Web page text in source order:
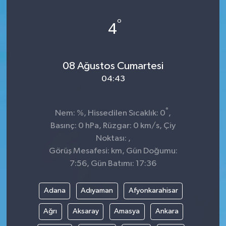
4°
08 Ağustos Cumartesi
04:43
Nem: %, Hissedilen Sıcaklık: 0° ,
Basınç: 0 hPa, Rüzgar: 0 km/s, Çiy
Noktası: ,
Görüş Mesafesi: km, Gün Doğumu:
7:56, Gün Batımı: 17:36
Adana Adıyaman Afyonkarahisar
Ağrı Aksaray Amasya Ankara